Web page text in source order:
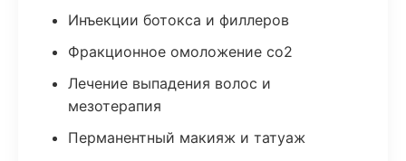
Инъекции ботокса и филлеров
Фракционное омоложение co2
Лечение выпадения волос и
мезотерапия
Перманентный макияж и татуаж